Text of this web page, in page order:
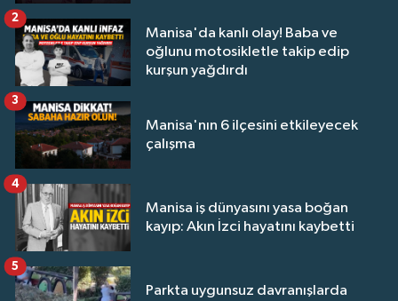
Manisa'da kanlı olay! Baba ve
oğlunu motosikletle takip edip
kurşun yağdırdı
2
Manisa'nın 6 ilçesini etkileyecek
çalışma
3
Manisa iş dünyasını yasa boğan
kayıp: Akın İzci hayatını kaybetti
4
Parkta uygunsuz davranışlarda
5